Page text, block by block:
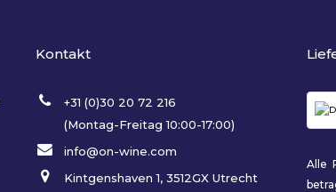
Kontakt
+31 (0)30 20 72 216
(Montag-Freitag 10:00-17:00)
info@on-wine.com
Kintgenshaven 1, 3512GX Utrecht
Alle